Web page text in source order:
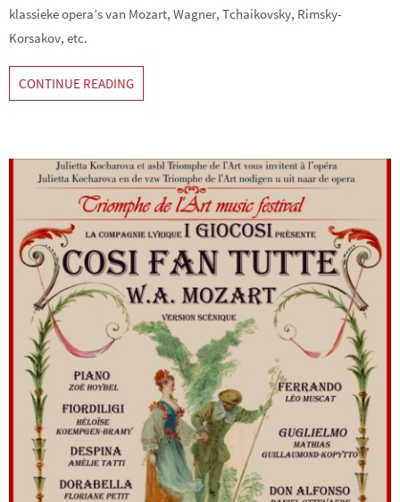
klassieke opera’s van Mozart, Wagner, Tchaikovsky, Rimsky-
Korsakov, etc.
CONTINUE READING